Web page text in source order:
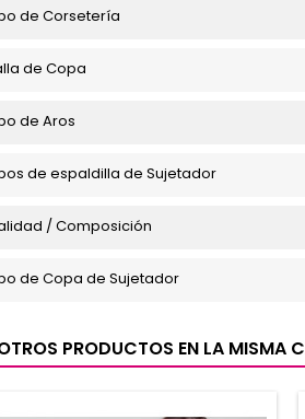
de Corsetería
de Copa
de Aros
de espaldilla de Sujetador
/ Composición
de Copa de Sujetador
PRODUCTOS EN LA MISMA